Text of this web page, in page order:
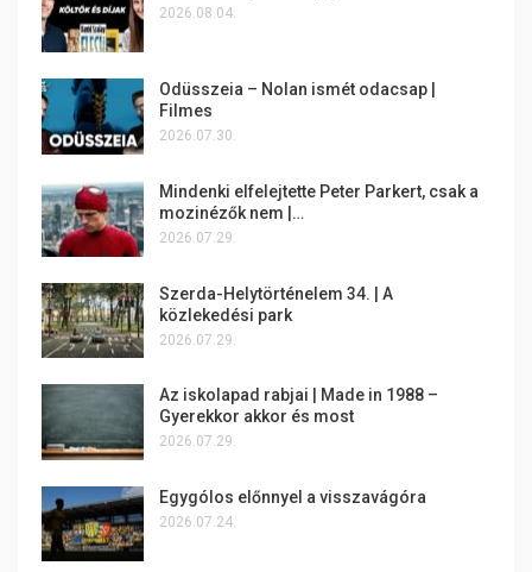
2026.08.04.
Odüsszeia – Nolan ismét odacsap |
Filmes
2026.07.30.
Mindenki elfelejtette Peter Parkert, csak a
mozinézők nem |…
2026.07.29.
Szerda-Helytörténelem 34. | A
közlekedési park
2026.07.29.
Az iskolapad rabjai | Made in 1988 –
Gyerekkor akkor és most
2026.07.29.
Egygólos előnnyel a visszavágóra
2026.07.24.